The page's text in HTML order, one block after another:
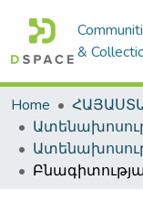
&
Home